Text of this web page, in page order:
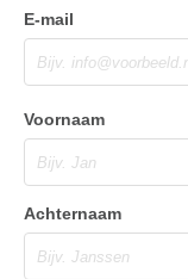
E-mail
Voornaam
Achternaam